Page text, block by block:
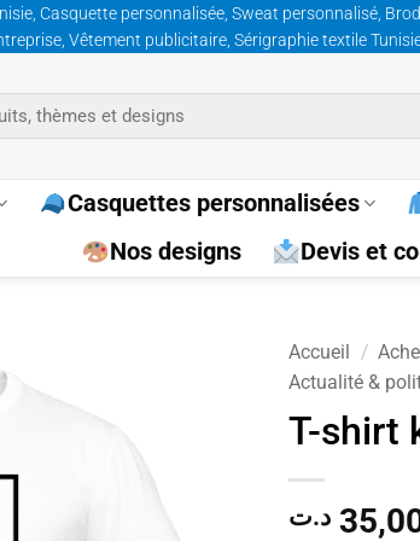
Casquette personnalisée, Sweat personnalisé,
Vêtement publicitaire, Sérigraphie textile
Casquettes personnalisées
Nos designs
Devis et
Accueil /
Actualité &
T-shirt
د.ت